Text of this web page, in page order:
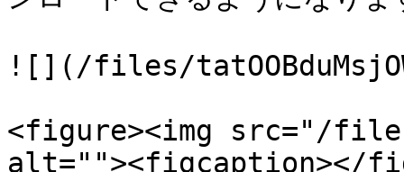
![](/files/
<figure><img src="/
alt=""><figcaption></